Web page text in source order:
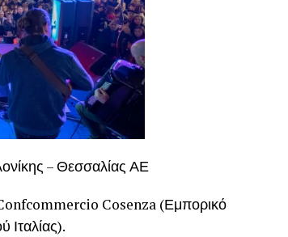
– Θεσσαλίας ΑΕ
Cosenza (Εμπορικό
Ιταλίας).